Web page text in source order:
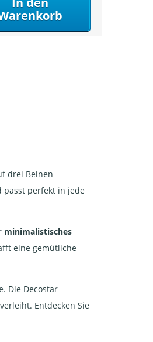
drei Beinen
passt perfekt in jede
minimalistisches
eine gemütliche
Die Decostar
Entdecken Sie